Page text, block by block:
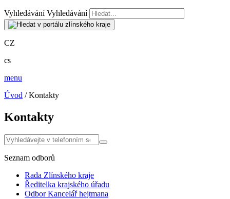
Vyhledávání Vyhledávání
CZ
cs
menu
Úvod / Kontakty
Kontakty
Seznam odborů
Rada Zlínského kraje
Ředitelka krajského úřadu
Odbor Kancelář hejtmana